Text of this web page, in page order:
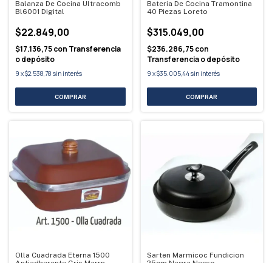
Balanza De Cocina Ultracomb
Bl6001 Digital
$22.849,00
$17.136,75con Transferencia
o depósito
9 x$2.538,78 sin interés
Bateria De Cocina Tramontina
40 Piezas Loreto
$315.049,00
$236.286,75con
Transferencia o depósito
9 x$35.005,44sin interés
Olla Cuadrada Eterna 1500
Sarten Marmicoc Fundicion